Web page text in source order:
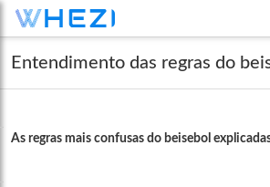
Entendimento das regras do
As regras mais confusas do beisebol